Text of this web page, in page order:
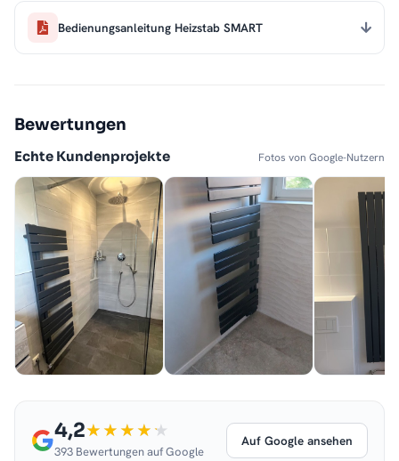
Bedienungsanleitung Heizstab SMART
Bewertungen
Echte Kundenprojekte Fotos von Google-Nutzern
4,2
393 Bewertungen auf Google
Auf Google ansehen